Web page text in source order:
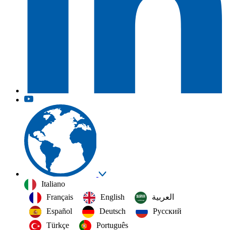
Italiano
Français
English
العربية‏
Español
Deutsch
Русский
Türkçe
Português